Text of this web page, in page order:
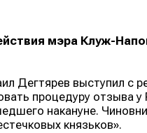
мэра Клуж-
Дегтярев выступил с
процедуру отзыва
накануне.
князьков».